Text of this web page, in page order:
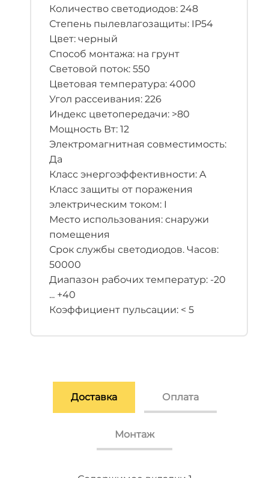
Количество светодиодов: 248
Степень пылевлагозащиты: IP54
Цвет: черный
Способ монтажа: на грунт
Световой поток: 550
Цветовая температура: 4000
Угол рассеивания: 226
Индекс цветопередачи: >80
Мощность Вт: 12
Электромагнитная совместимость:
Да
Класс энергоэффективности: A
Класс защиты от поражения
электрическим током: I
Место использования: снаружи
помещения
Срок службы светодиодов. Часов:
50000
Диапазон рабочих температур: -20
... +40
Коэффициент пульсации: < 5
Доставка Оплата
Монтаж